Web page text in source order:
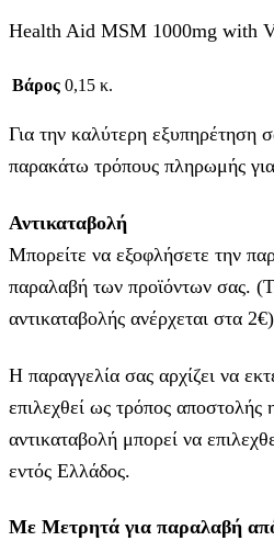
Health Aid MSM 1000mg with
Βάρος 0,15 κ.
Για την καλύτερη εξυπηρέτηση
παρακάτω τρόπους πληρωμής
Αντικαταβολή
Μπορείτε να εξοφλήσετε την
παραλαβή των προϊόντων σας.
αντικαταβολής ανέρχεται στα 2€)
Η παραγγελία σας αρχίζει να
επιλεχθεί ως τρόπος
αντικαταβολή μπορεί να
εντός Ελλάδος.
Με Μετρητά για παραλαβή